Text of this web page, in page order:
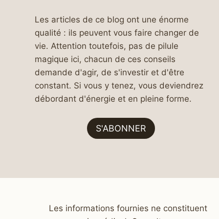
Les articles de ce blog ont une énorme
qualité : ils peuvent vous faire changer de
vie. Attention toutefois, pas de pilule
magique ici, chacun de ces conseils
demande d'agir, de s'investir et d'être
constant. Si vous y tenez, vous deviendrez
débordant d'énergie et en pleine forme.
S'ABONNER
Les informations fournies ne constituent